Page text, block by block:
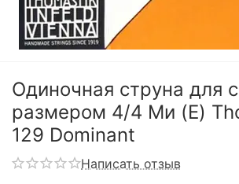
Одиночная струна для
размером 4/4 Ми (E)
129 Dominant
Написать отзыв